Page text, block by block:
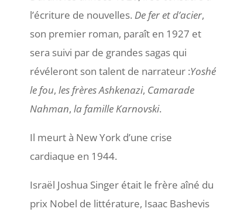
l’écriture de nouvelles. De fer et d’acier,
son premier roman, paraît en 1927 et
sera suivi par de grandes sagas qui
révéleront son talent de narrateur :Yoshé
le fou, les frères Ashkenazi, Camarade
Nahman, la famille Karnovski.
Il meurt à New York d’une crise
cardiaque en 1944.
Israël Joshua Singer était le frère aîné du
prix Nobel de littérature, Isaac Bashevis